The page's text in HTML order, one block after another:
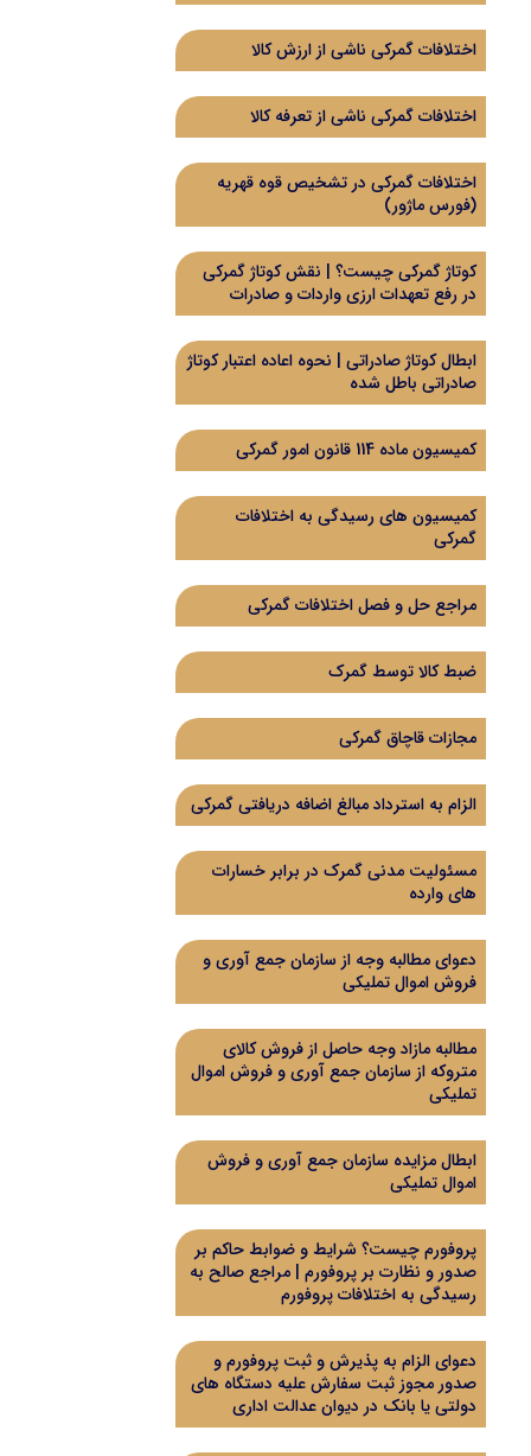
اختلافات گمرکی ناشی از ارزش کالا
اختلافات گمرکی ناشی از تعرفه کالا
اختلافات گمرکی در تشخیص قوه قهریه
(فورس ماژور)
کوتاژ گمرکی چیست؟ | نقش کوتاژ گمرکی
در رفع تعهدات ارزی واردات و صادرات
ابطال کوتاژ صادراتی | نحوه اعاده اعتبار کوتاژ
صادراتی باطل شده
کمیسیون ماده 114 قانون امور گمرکی
کمیسیون های رسیدگی به اختلافات
گمرکی
مراجع حل و فصل اختلافات گمرکی
ضبط کالا توسط گمرک
مجازات قاچاق گمرکی
الزام به استرداد مبالغ اضافه دریافتی گمرکی
مسئولیت مدنی گمرک در برابر خسارات
های وارده
دعوای مطالبه وجه از سازمان جمع آوری و
فروش اموال تملیکی
مطالبه مازاد وجه حاصل از فروش کالای
متروکه از سازمان جمع آوری و فروش اموال
تملیکی
ابطال مزایده سازمان جمع آوری و فروش
اموال تملیکی
پروفورم چیست؟ شرایط و ضوابط حاکم بر
صدور و نظارت بر پروفورم | مراجع صالح به
رسیدگی به اختلافات پروفورم
دعوای الزام به پذیرش و ثبت پروفورم و
صدور مجوز ثبت سفارش علیه دستگاه های
دولتی یا بانک در دیوان عدالت اداری